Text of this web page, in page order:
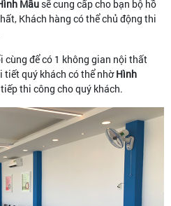
Mẫu sẽ cung cấp cho bạn bộ hồ
Khách hàng có thể chủ động thi
cùng để có 1 không gian nội thất
tiết quý khách có thể nhờHình
thi công cho quý khách.